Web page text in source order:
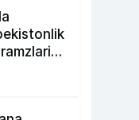
haqida